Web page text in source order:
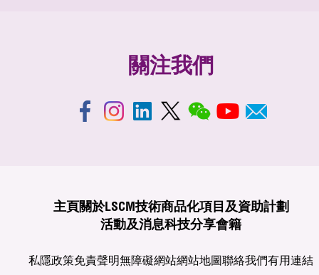
關注我們
主頁關於LSCM技術商品化項目及資助計劃
活動及消息科技分享會籍
私隱政策免責聲明無障礙網站網站地圖聯絡我們有用連結